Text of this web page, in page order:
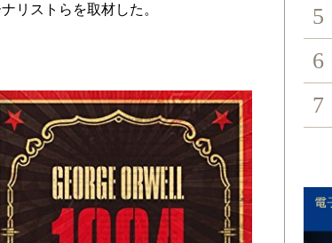
リストらを取材した。
5
6
7